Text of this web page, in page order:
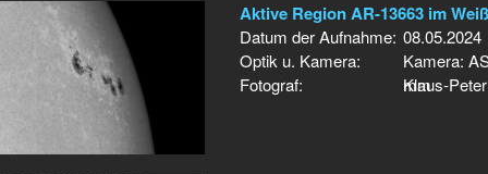
Aktive Region AR-13663 im
Datum der Aufnahme: 08.05.2024
Optik u. Kamera:
Kamera:
mm
Fotograf: Klaus-